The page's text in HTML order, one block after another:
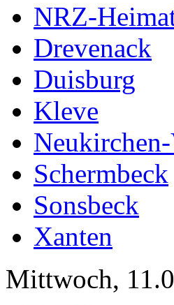
NRZ-
Drevenack
Duisburg
Kleve
Schermbeck
Sonsbeck
Xanten
Mittwoch,